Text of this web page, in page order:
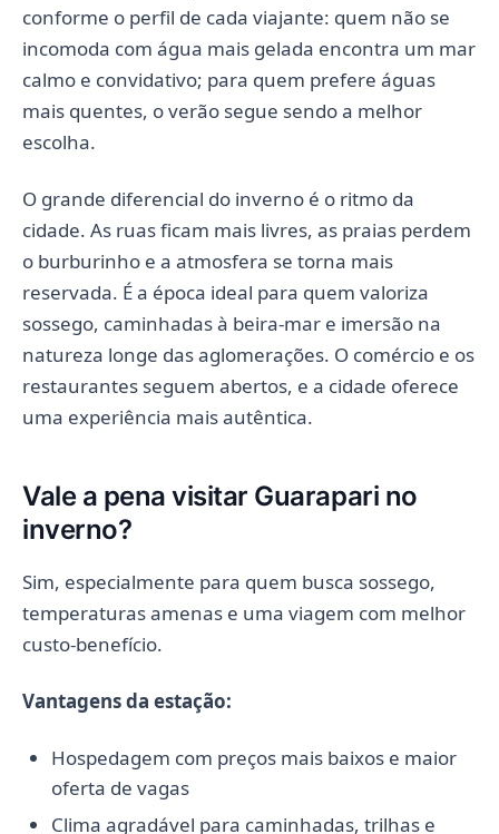
conforme o perfil de cada viajante: quem não se
incomoda com água mais gelada encontra um mar
calmo e convidativo; para quem prefere águas
mais quentes, o verão segue sendo a melhor
escolha.
O grande diferencial do inverno é o ritmo da
cidade. As ruas ficam mais livres, as praias perdem
o burburinho e a atmosfera se torna mais
reservada. É a época ideal para quem valoriza
sossego, caminhadas à beira-mar e imersão na
natureza longe das aglomerações. O comércio e os
restaurantes seguem abertos, e a cidade oferece
uma experiência mais autêntica.
Vale a pena visitar Guarapari no
inverno?
Sim, especialmente para quem busca sossego,
temperaturas amenas e uma viagem com melhor
custo-benefício.
Vantagens da estação:
Hospedagem com preços mais baixos e maior
oferta de vagas
Clima agradável para caminhadas, trilhas e